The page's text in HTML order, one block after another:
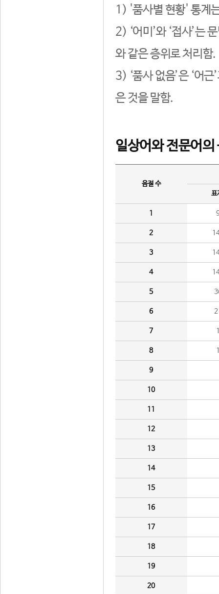
1) '품사별 현황' 통계
2) ‘어미’와 ‘접사’는
와 같은 층위로 처리함.
3) ‘품사 없음’은 ‘어
은 것을 말함.
일상어와 전문어의
음절 수
표
1
2
3
4
5
6
7
8
9
10
11
12
13
14
15
16
17
18
19
20